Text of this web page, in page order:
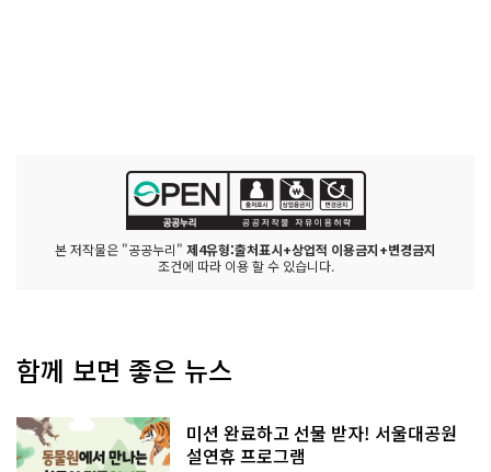
본 저작물은 "공공누리" 제4유형:출처표시+상업적 이용금지+변경금지
조건에 따라 이용 할 수 있습니다.
함께 보면 좋은 뉴스
미션 완료하고 선물 받자! 서울대공원
설연휴 프로그램